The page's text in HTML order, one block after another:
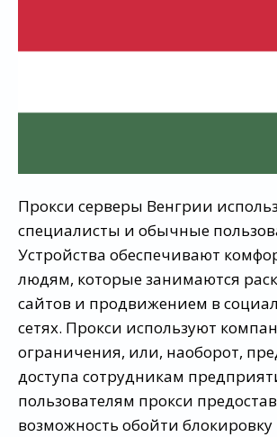
Прокси серверы Венгрии
специалисты и обычные
Устройства обеспечивают
людям, которые занимаются
сайтов и продвижением в
сетях. Прокси используют
ограничения, или, наоборот,
доступа сотрудникам
пользователям прокси
возможность обойти блокировку